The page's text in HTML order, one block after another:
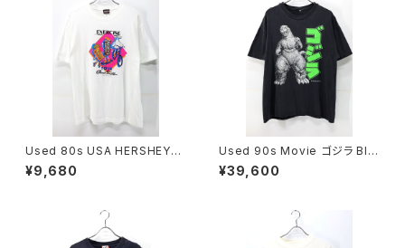
Used 80s USA HERSHEYS
EXERCISE Your Good Tast
e Chocolate Graphic T-Shi
¥9,680
Used 90s Movie ゴジラ Bla
ck Both Graphic T-Shirt Siz
e XL 相当 古着
¥39,600